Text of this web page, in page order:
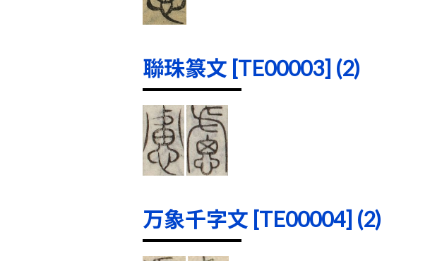
聯珠篆文 [TE00003] (2)
万象千字文 [TE00004] (2)